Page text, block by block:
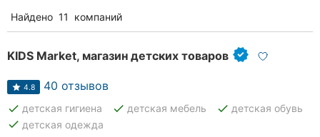
Ветеринарные
клиники
Все
Найдено 11 компаний
KIDS Market, магазин детских товаров
4.8 40 отзывов
done детская гигиена done детская мебель done детская обувь
done детская одежда